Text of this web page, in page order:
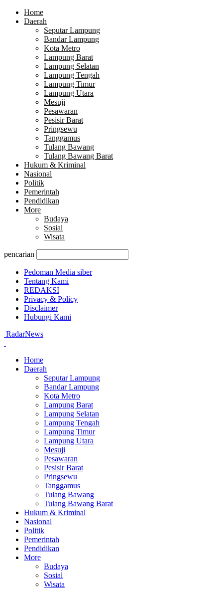
Home
Daerah
Seputar Lampung
Bandar Lampung
Kota Metro
Lampung Barat
Lampung Selatan
Lampung Tengah
Lampung Timur
Lampung Utara
Mesuji
Pesawaran
Pesisir Barat
Pringsewu
Tanggamus
Tulang Bawang
Tulang Bawang Barat
Hukum & Kriminal
Nasional
Politik
Pemerintah
Pendidikan
More
Budaya
Sosial
Wisata
pencarian
Pedoman Media siber
Tentang Kami
REDAKSI
Privacy & Policy
Disclaimer
Hubungi Kami
RadarNews
Home
Daerah
Seputar Lampung
Bandar Lampung
Kota Metro
Lampung Barat
Lampung Selatan
Lampung Tengah
Lampung Timur
Lampung Utara
Mesuji
Pesawaran
Pesisir Barat
Pringsewu
Tanggamus
Tulang Bawang
Tulang Bawang Barat
Hukum & Kriminal
Nasional
Politik
Pemerintah
Pendidikan
More
Budaya
Sosial
Wisata